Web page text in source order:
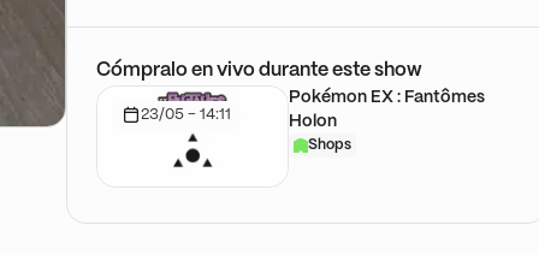
Cómpralo en vivo durante este show
23/05 - 14:11
Pokémon EX : Fantômes
Holon
Shops